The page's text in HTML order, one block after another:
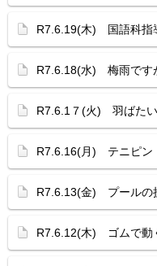
R7.6.19(木) 国語科指
R7.6.18(水) 梅雨です
R7.6.1７(火) 羽ばた
R7.6.16(月) テニピン
R7.6.13(金) プールの
R7.6.12(木) ゴムで動